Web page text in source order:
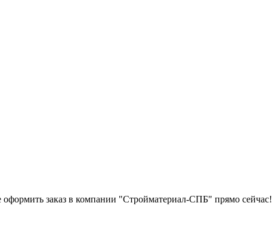
заказ в компании "Стройматериал-СПБ" прямо сейчас!